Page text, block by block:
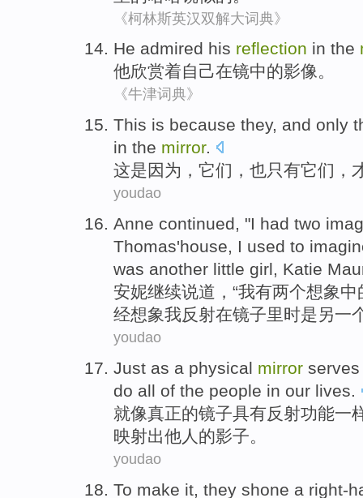
《柯林斯英汉双解大词典》
He admired his reflection in the
他欣赏着自己在镜中的影像。
《牛津词典》
This is because they, and only
in the mirror.
这是因为 ， 它们 ， 也只有它们，
youdao
Anne continued, "I had two
Thomas'house, I used to
was another little girl, Katie
安妮继续说道，“我有两个想象
经想象我反射在镜子里时是另一
youdao
Just as a physical mirror
do all of the people in our lives.
就像真正的镜子具有反射功能一
映射出他人的影子。
youdao
To make it, they shone a right-